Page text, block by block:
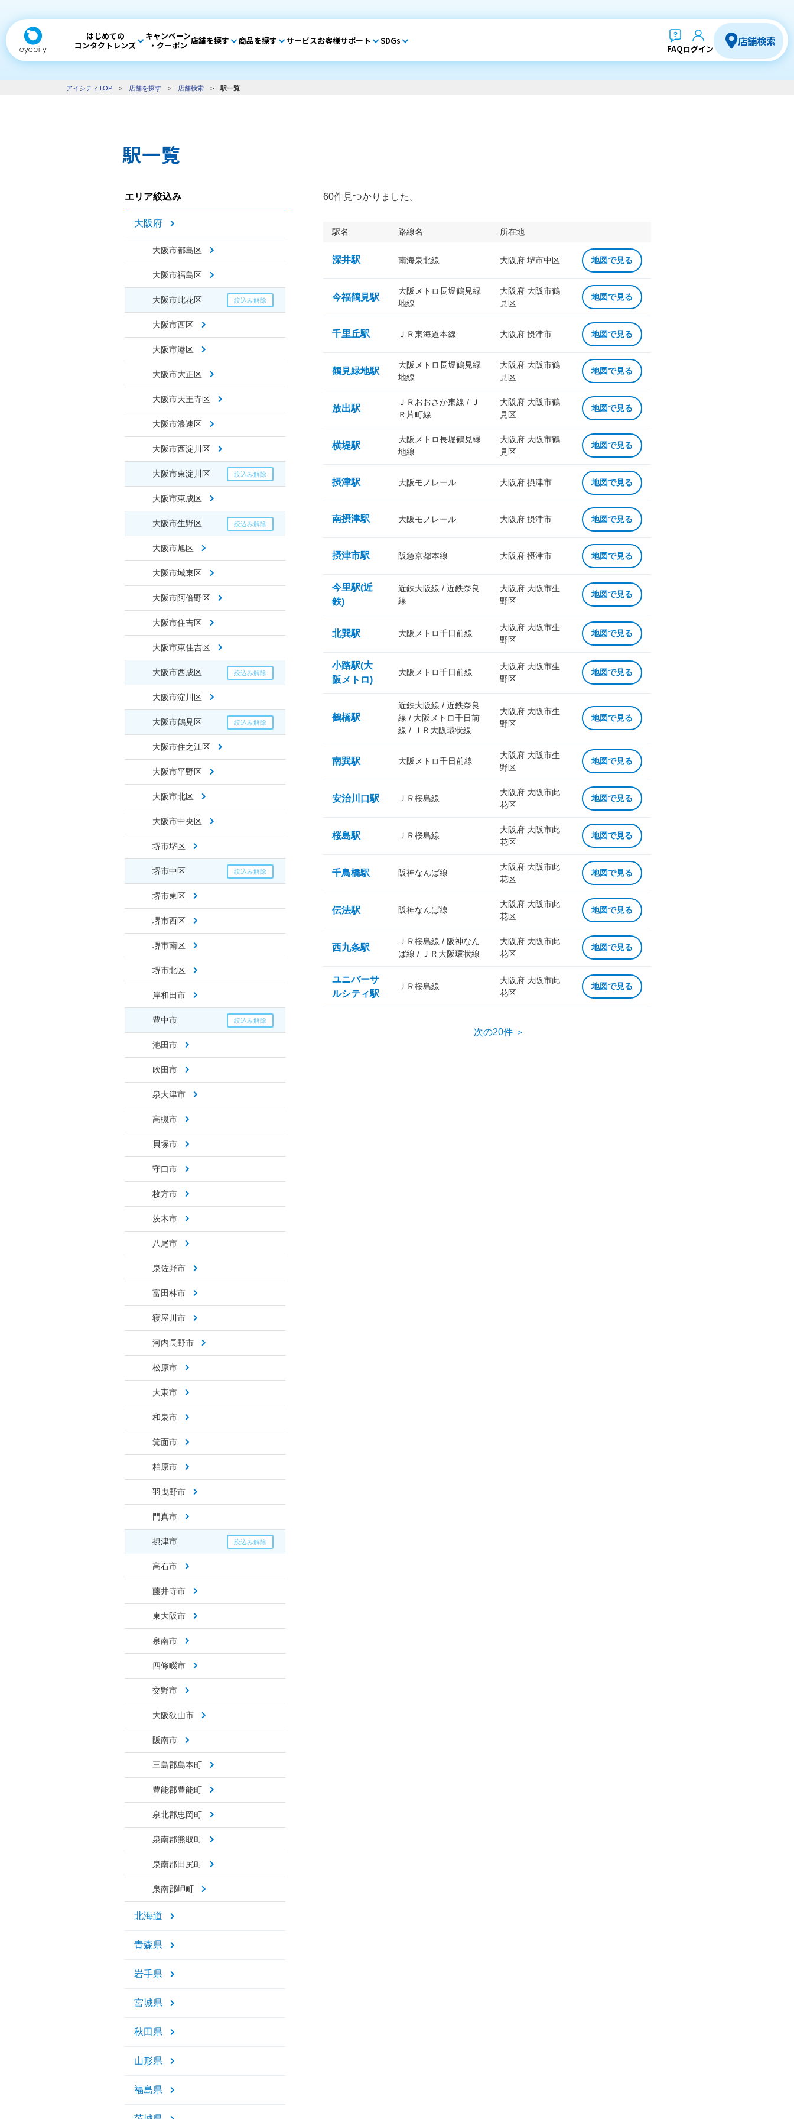
はじめての
コンタクトレンズ
キャンペーン
・クーポン 店舗を探す 商品を探す サービスお客様サポート SDGs
FAQログイン
店舗検索
アイシティTOP > 店舗を探す > 店舗検索 > 駅一覧
駅一覧
エリア絞込み
大阪府
大阪市都島区
大阪市福島区
大阪市此花区
大阪市西区
大阪市港区
大阪市大正区
大阪市天王寺区
大阪市浪速区
大阪市西淀川区
大阪市東淀川区
大阪市東成区
大阪市生野区
大阪市旭区
大阪市城東区
大阪市阿倍野区
大阪市住吉区
大阪市東住吉区
大阪市西成区
大阪市淀川区
大阪市鶴見区
大阪市住之江区
大阪市平野区
大阪市北区
大阪市中央区
堺市堺区
堺市中区
堺市東区
堺市西区
堺市南区
堺市北区
岸和田市
豊中市
池田市
吹田市
泉大津市
高槻市
貝塚市
守口市
枚方市
茨木市
八尾市
泉佐野市
富田林市
寝屋川市
河内長野市
松原市
大東市
和泉市
箕面市
柏原市
羽曳野市
門真市
摂津市
高石市
藤井寺市
東大阪市
泉南市
四條畷市
交野市
大阪狭山市
阪南市
三島郡島本町
豊能郡豊能町
泉北郡忠岡町
泉南郡熊取町
泉南郡田尻町
泉南郡岬町
北海道
青森県
岩手県
宮城県
秋田県
山形県
福島県
60件見つかりました。
駅名 路線名 所在地
深井駅 南海泉北線 大阪府 堺市中区 地図で見る
今福鶴見駅
大阪メトロ長堀鶴見緑
地線
大阪府 大阪市鶴
見区
地図で見る
千里丘駅 ＪＲ東海道本線 大阪府 摂津市 地図で見る
鶴見緑地駅
大阪メトロ長堀鶴見緑
地線
大阪府 大阪市鶴
見区
地図で見る
放出駅
ＪＲおおさか東線 / Ｊ
Ｒ片町線
大阪府 大阪市鶴
見区
地図で見る
横堤駅
大阪メトロ長堀鶴見緑
地線
大阪府 大阪市鶴
見区
地図で見る
摂津駅 大阪モノレール 大阪府 摂津市 地図で見る
南摂津駅 大阪モノレール 大阪府 摂津市 地図で見る
摂津市駅 阪急京都本線 大阪府 摂津市 地図で見る
今里駅(近
鉄)
近鉄大阪線 / 近鉄奈良
線
大阪府 大阪市生
野区
地図で見る
北巽駅 大阪メトロ千日前線
大阪府 大阪市生
野区
地図で見る
小路駅(大
阪メトロ)
大阪メトロ千日前線
大阪府 大阪市生
野区
地図で見る
鶴橋駅
近鉄大阪線 / 近鉄奈良
線 / 大阪メトロ千日前
線 / ＪＲ大阪環状線
大阪府 大阪市生
野区
地図で見る
南巽駅 大阪メトロ千日前線
大阪府 大阪市生
野区
地図で見る
安治川口駅 ＪＲ桜島線
大阪府 大阪市此
花区
地図で見る
桜島駅 ＪＲ桜島線
大阪府 大阪市此
花区
地図で見る
千鳥橋駅 阪神なんば線
大阪府 大阪市此
花区
地図で見る
伝法駅 阪神なんば線
大阪府 大阪市此
花区
地図で見る
西九条駅
ＪＲ桜島線 / 阪神なん
ば線 / ＪＲ大阪環状線
大阪府 大阪市此
花区
地図で見る
ユニバーサ
ルシティ駅
ＪＲ桜島線
大阪府 大阪市此
花区
地図で見る
次の20件 ＞